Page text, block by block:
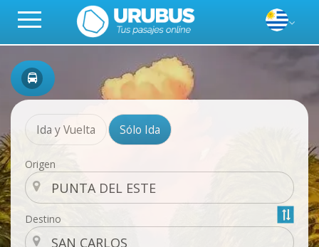
Ida y Vuelta Sólo Ida
Origen
Destino